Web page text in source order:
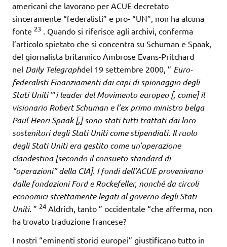
americani che lavorano per ACUE decretato
sinceramente “federalisti” e pro- “UN”, non ha alcuna
fonte 23 . Quando si riferisce agli archivi, conferma
l’articolo spietato che si concentra su Schuman e Spaak,
del giornalista britannico Ambrose Evans-Pritchard
nel Daily Telegraphdel 19 settembre 2000, ” Euro-
federalisti Finanziamenti dai capi di spionaggio degli
Stati Uniti‘”i leader del Movimento europeo [, come] il
visionario Robert Schuman e l’ex primo ministro belga
Paul-Henri Spaak [,] sono stati tutti trattati dai loro
sostenitori degli Stati Uniti come stipendiati. Il ruolo
degli Stati Uniti era gestito come un’operazione
clandestina [secondo il consueto standard di
“operazioni” della CIA]. I fondi dell’ACUE provenivano
dalle fondazioni Ford e Rockefeller, nonché da circoli
economici strettamente legati al governo degli Stati
Uniti. ” 24 Aldrich, tanto ” occidentale “che afferma, non
ha trovato traduzione francese?
I nostri “eminenti storici europei” giustificano tutto in